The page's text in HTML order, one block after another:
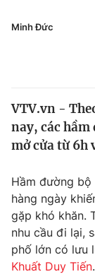
Pháp luật
Thế giới
Tin tức
Câu chuyện
Kinh tế
Tài chính
Thị trường
Góc doanh
Dữ liệu và
Truyền hình
Phim VTV
Giải trí
Công nghệ
Minh Đức
VTV.vn -
nay, các hầm
mở cửa từ 6h
Hầm đường
hàng ngày
gặp khó khăn.
nhu cầu đi lại,
phố lớn có lưu
Khuất Duy Tiến.